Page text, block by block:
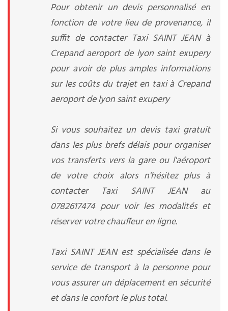
Pour obtenir un devis personnalisé en
fonction de votre lieu de provenance, il
suffit de contacter Taxi SAINT JEAN à
Crepand aeroport de lyon saint exupery
pour avoir de plus amples informations
sur les coûts du trajet en taxi à Crepand
aeroport de lyon saint exupery
Si vous souhaitez un devis taxi gratuit
dans les plus brefs délais pour organiser
vos transferts vers la gare ou l'aéroport
de votre choix alors n'hésitez plus à
contacter Taxi SAINT JEAN au
0782617474 pour voir les modalités et
réserver votre chauffeur en ligne.
Taxi SAINT JEAN est spécialisée dans le
service de transport à la personne pour
vous assurer un déplacement en sécurité
et dans le confort le plus total.